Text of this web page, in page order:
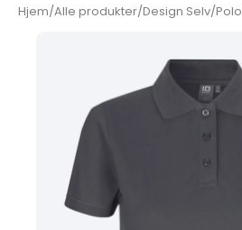
Hjem/Alle produkter/Design Selv/Polo